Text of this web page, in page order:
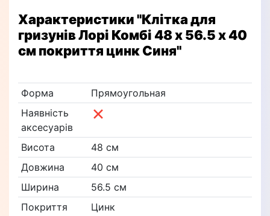
Характеристики"Клітка для
гризунів Лорі Комбі 48 х 56.5 х 40
см покриття цинк Синя"
Форма
Прямоугольная
Наявність
аксесуарів
Висота
48 см
Довжина
40 см
Ширина
56.5 см
Покриття
Цинк